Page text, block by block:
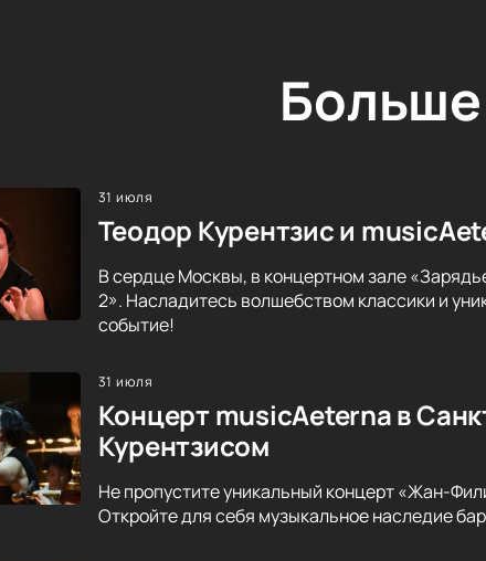
31 июля
Теодор Курентзис и
В сердце Москвы, в концертном зале
2». Насладитесь волшебством классики и
событие!
31 июля
Концерт musicAeterna в
Курентзисом
Не пропустите уникальный концерт «Жан-
Откройте для себя музыкальное наследие